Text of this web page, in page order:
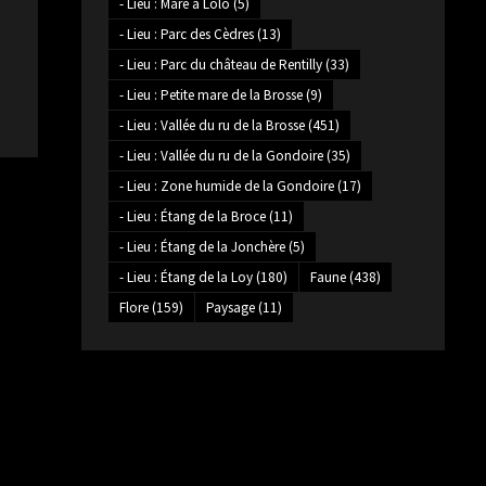
- Lieu : Mare à Lolo (5)
- Lieu : Parc des Cèdres(13)
- Lieu : Parc du château de Rentilly(33)
- Lieu : Petite mare de la Brosse(9)
- Lieu : Vallée du ru de la Brosse(451)
- Lieu : Vallée du ru de la Gondoire(35)
- Lieu : Zone humide de la Gondoire(17)
- Lieu : Étang de la Broce(11)
- Lieu : Étang de la Jonchère(5)
- Lieu : Étang de la Loy(180) Faune(438)
Flore(159) Paysage(11)